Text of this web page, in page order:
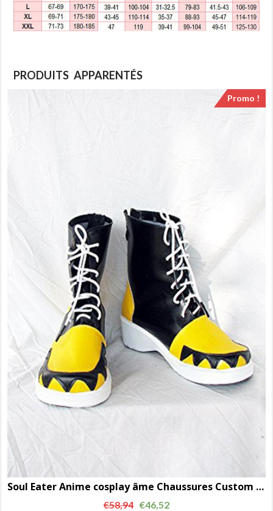
PRODUITS APPARENTÉS
Promo !
Soul Eater Anime cosplay âme Chaussures Custom Made Bottes AC00254
€58,94 €46,52